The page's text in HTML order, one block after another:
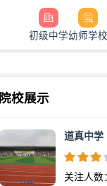
初级中学幼师学校
院校展示
道真中学
关注人数：